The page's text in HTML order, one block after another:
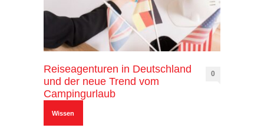
Reiseagenturen in Deutschland
und der neue Trend vom
Campingurlaub
0
Wissen